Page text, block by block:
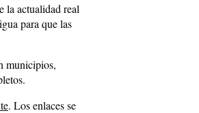
la actualidad real
para que las
municipios,
. Los enlaces se